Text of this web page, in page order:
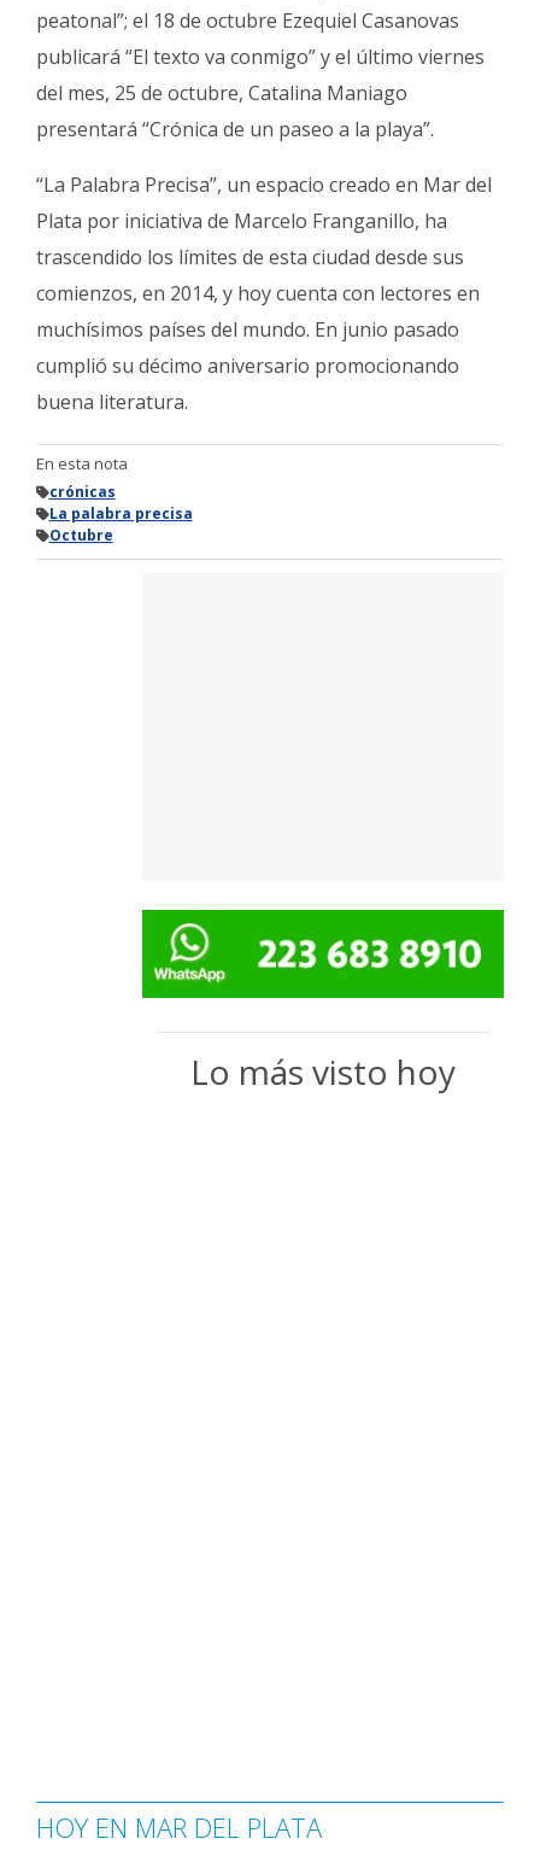
peatonal”; el 18 de octubre Ezequiel Casanovas
publicará “El texto va conmigo” y el último viernes
del mes, 25 de octubre, Catalina Maniago
presentará “Crónica de un paseo a la playa”.
“La Palabra Precisa”, un espacio creado en Mar del
Plata por iniciativa de Marcelo Franganillo, ha
trascendido los límites de esta ciudad desde sus
comienzos, en 2014, y hoy cuenta con lectores en
muchísimos países del mundo. En junio pasado
cumplió su décimo aniversario promocionando
buena literatura.
En esta nota
crónicas
La palabra precisa
Octubre
Lo más visto hoy
HOY EN MAR DEL PLATA